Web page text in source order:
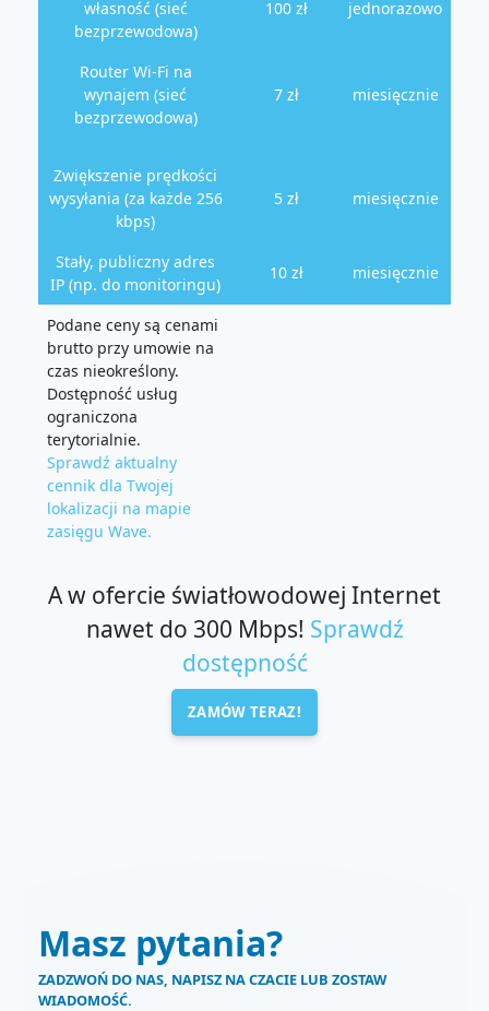
własność (sieć
bezprzewodowa)
100 zł jednorazowo
Router Wi-Fi na
wynajem (sieć
bezprzewodowa)
7 zł miesięcznie
Zwiększenie prędkości
wysyłania (za każde 256
kbps)
5 zł miesięcznie
Stały, publiczny adres
IP (np. do monitoringu)
10 zł miesięcznie
Podane ceny są cenami
brutto przy umowie na
czas nieokreślony.
Dostępność usług
ograniczona
terytorialnie.
Sprawdź aktualny
cennik dla Twojej
lokalizacji na mapie
zasięgu Wave.
A w ofercie światłowodowej Internet
nawet do 300 Mbps! Sprawdź
dostępność
ZAMÓW TERAZ!
Masz pytania?
ZADZWOŃ DO NAS, NAPISZ NA CZACIE LUB ZOSTAW
WIADOMOŚĆ.